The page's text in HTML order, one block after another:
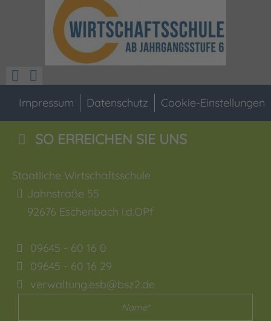
Impressum Datenschutz Cookie-Einstellungen
SO ERREICHEN SIE UNS
Staatliche Wirtschaftsschule
Jahnstraße 55
92676 Eschenbach i.d.OPf
09645 - 60 16 0
09645 - 60 16 29
verwaltung.esb@bsz2.de